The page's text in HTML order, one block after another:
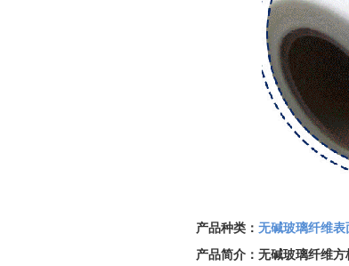
产品种类： 无碱玻璃纤维表
产品简介：无碱玻璃纤维